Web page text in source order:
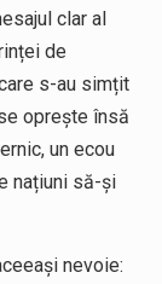
clar al
de
s-au simțit
oprește însă
un ecou
națiuni să-și
nevoie: